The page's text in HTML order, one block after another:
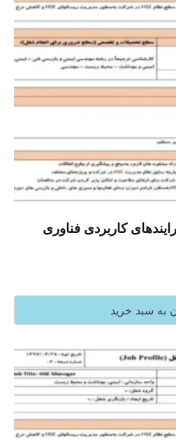
کاربردی فناوری
به سبد خرید